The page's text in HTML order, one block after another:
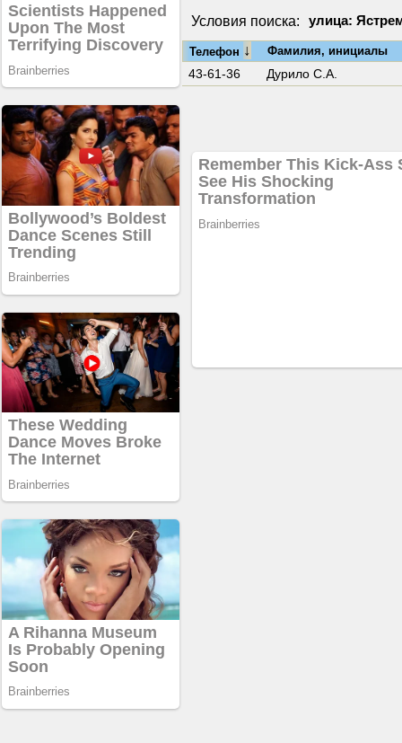
Условия поиска: улица:
Телефон ↓ Фамилия, инициалы
43-61-36 Дурило С.А.